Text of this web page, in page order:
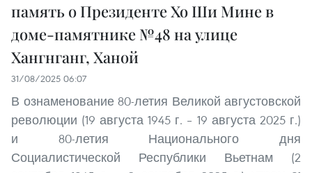
память о Президенте Хо Ши Мине в
доме-памятнике №48 на улице
Хангнганг, Ханой
31/08/2025 06:07
В ознаменование 80-летия Великой августовской
революции (19 августа 1945 г. – 19 августа 2025 г.)
и 80-летия Национального дня
Социалистической Республики Вьетнам (2